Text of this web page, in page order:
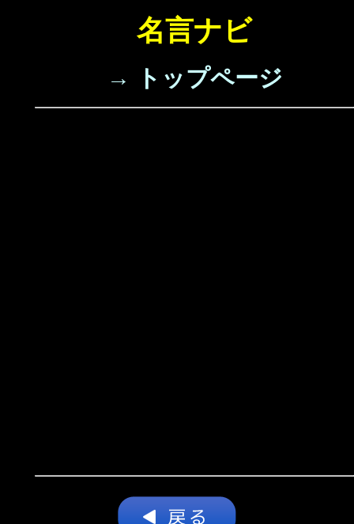
名言ナビ
→ トップページ